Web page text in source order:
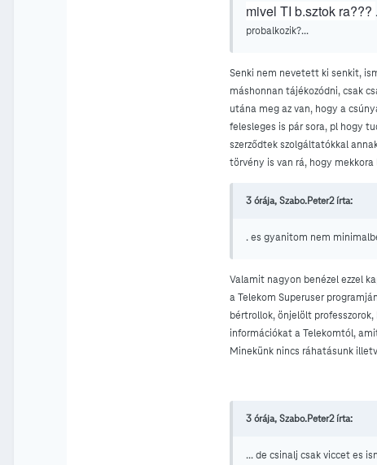
mivel TI b.sztok ra???
probalkozik?...
Senki nem nevetett ki senkit,
máshonnan tájékozódni, csak
utána meg az van, hogy a
felesleges is pár sora, pl hogy
szerződtek szolgáltatókkal
törvény is van rá, hogy
3 órája, Szabo.Peter2 írta:
. es gyanitom nem
Valamit nagyon benézel ezzel
a Telekom Superuser
bértrollok, önjelölt
információkat a Telekomtól,
Minekünk nincs ráhatásunk
3 órája, Szabo.Peter2 írta:
... de csinalj csak viccet es